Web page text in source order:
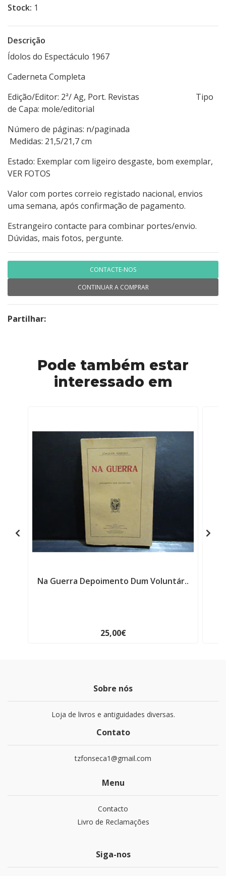
Stock: 1
Descrição
Ídolos do Espectáculo 1967
Caderneta Completa
Edição/Editor: 2ª/ Ag, Port. Revistas Tipo
de Capa: mole/editorial
Número de páginas: n/paginada
Medidas: 21,5/21,7 cm
Estado: Exemplar com ligeiro desgaste, bom exemplar,
VER FOTOS
Valor com portes correio registado nacional, envios
uma semana, após confirmação de pagamento.
Estrangeiro contacte para combinar portes/envio.
Dúvidas, mais fotos, pergunte.
CONTACTE-NOS
CONTINUAR A COMPRAR
Partilhar:
Pode também estar
interessado em
Na Guerra Depoimento Dum Voluntár..
25,00€
Sobre nós
Loja de livros e antiguidades diversas.
Contato
tzfonseca1@gmail.com
Menu
Contacto
Livro de Reclamações
Siga-nos